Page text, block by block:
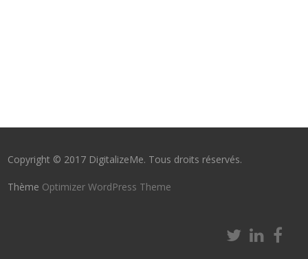
Copyright © 2017 DigitalizeMe. Tous droits réservés.
Thème Optimizer WordPress Theme